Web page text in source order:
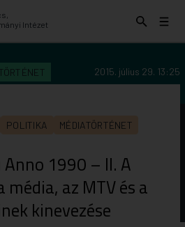
Intézet
Keresés
Menü
2015. július 29. 13:25
POLITIKA MÉDIATÖRTÉNET
1990 – II. A
média, az MTV és a
kinevezése